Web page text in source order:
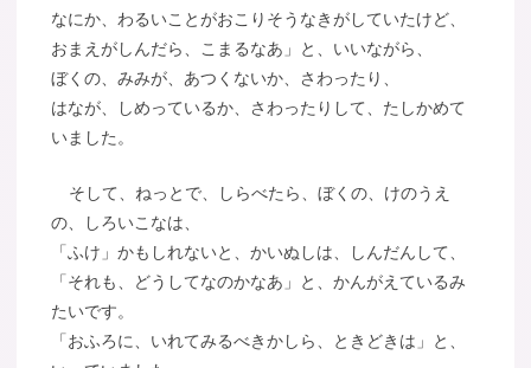
なにか、わるいことがおこりそうなきがしていたけど、
おまえがしんだら、こまるなあ」と、いいながら、
ぼくの、みみが、あつくないか、さわったり、
はなが、しめっているか、さわったりして、たしかめて
いました。
そして、ねっとで、しらべたら、ぼくの、けのうえ
の、しろいこなは、
「ふけ」かもしれないと、かいぬしは、しんだんして、
「それも、どうしてなのかなあ」と、かんがえているみ
たいです。
「おふろに、いれてみるべきかしら、ときどきは」と、